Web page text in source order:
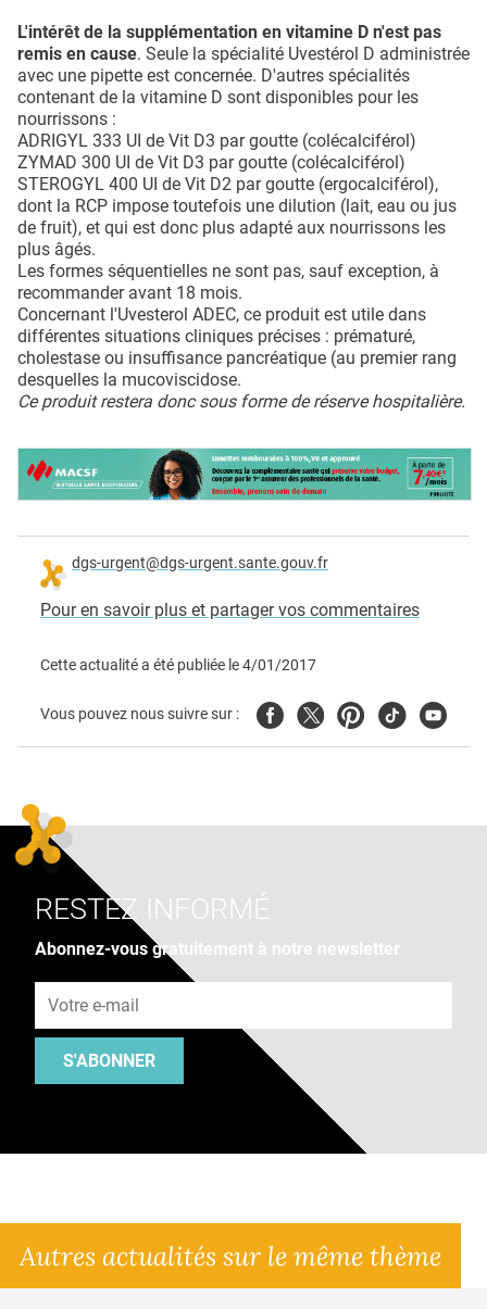
L'intérêt de la supplémentation en vitamine D n'est pas
remis en cause. Seule la spécialité Uvestérol D administrée
avec une pipette est concernée. D'autres spécialités
contenant de la vitamine D sont disponibles pour les
nourrissons :
ADRIGYL 333 UI de Vit D3 par goutte (colécalciférol)
ZYMAD 300 UI de Vit D3 par goutte (colécalciférol)
STEROGYL 400 UI de Vit D2 par goutte (ergocalciférol),
dont la RCP impose toutefois une dilution (lait, eau ou jus
de fruit), et qui est donc plus adapté aux nourrissons les
plus âgés.
Les formes séquentielles ne sont pas, sauf exception, à
recommander avant 18 mois.
Concernant l'Uvesterol ADEC, ce produit est utile dans
différentes situations cliniques précises : prématuré,
cholestase ou insuffisance pancréatique (au premier rang
desquelles la mucoviscidose.
Ce produit restera donc sous forme de réserve hospitalière.
dgs-urgent@dgs-urgent.sante.gouv.fr
Pour en savoir plus et partager vos commentaires
Cette actualité a été publiée le4/01/2017
Vous pouvez nous suivre sur : FacebookTwitterPinterest
TiktokYoutube
RESTEZ INFORMÉ
Abonnez-vous gratuitement à notre newsletter
S'ABONNER
Autres actualités sur le même thème